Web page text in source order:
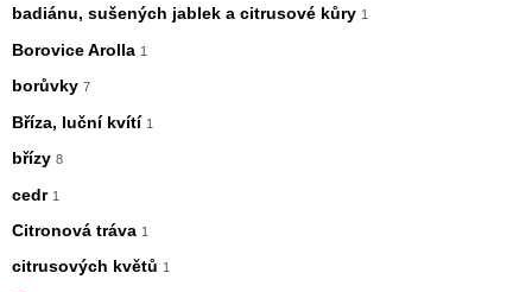
badiánu, sušených jablek a citrusové kůry 1
Borovice Arolla 1
borůvky 7
Bříza, luční kvítí 1
břízy 8
cedr 1
Citronová tráva 1
citrusových květů 1